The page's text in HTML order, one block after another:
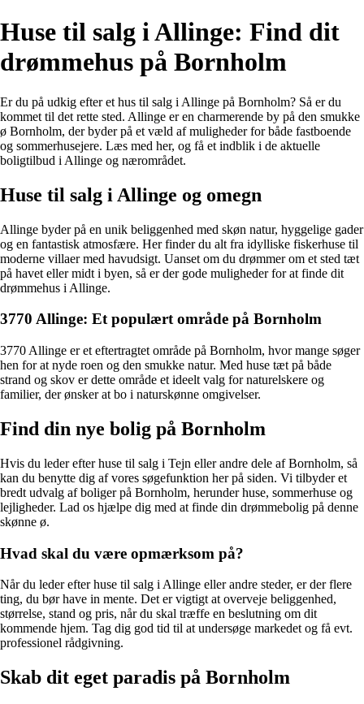
Huse til salg i Allinge: Find dit
drømmehus på Bornholm
Er du på udkig efter et hus til salg i Allinge på Bornholm? Så er du
kommet til det rette sted. Allinge er en charmerende by på den smukke
ø Bornholm, der byder på et væld af muligheder for både fastboende
og sommerhusejere. Læs med her, og få et indblik i de aktuelle
boligtilbud i Allinge og nærområdet.
Huse til salg i Allinge og omegn
Allinge byder på en unik beliggenhed med skøn natur, hyggelige gader
og en fantastisk atmosfære. Her finder du alt fra idylliske fiskerhuse til
moderne villaer med havudsigt. Uanset om du drømmer om et sted tæt
på havet eller midt i byen, så er der gode muligheder for at finde dit
drømmehus i Allinge.
3770 Allinge: Et populært område på Bornholm
3770 Allinge er et eftertragtet område på Bornholm, hvor mange søger
hen for at nyde roen og den smukke natur. Med huse tæt på både
strand og skov er dette område et ideelt valg for naturelskere og
familier, der ønsker at bo i naturskønne omgivelser.
Find din nye bolig på Bornholm
Hvis du leder efter huse til salg i Tejn eller andre dele af Bornholm, så
kan du benytte dig af vores søgefunktion her på siden. Vi tilbyder et
bredt udvalg af boliger på Bornholm, herunder huse, sommerhuse og
lejligheder. Lad os hjælpe dig med at finde din drømmebolig på denne
skønne ø.
Hvad skal du være opmærksom på?
Når du leder efter huse til salg i Allinge eller andre steder, er der flere
ting, du bør have in mente. Det er vigtigt at overveje beliggenhed,
størrelse, stand og pris, når du skal træffe en beslutning om dit
kommende hjem. Tag dig god tid til at undersøge markedet og få evt.
professionel rådgivning.
Skab dit eget paradis på Bornholm